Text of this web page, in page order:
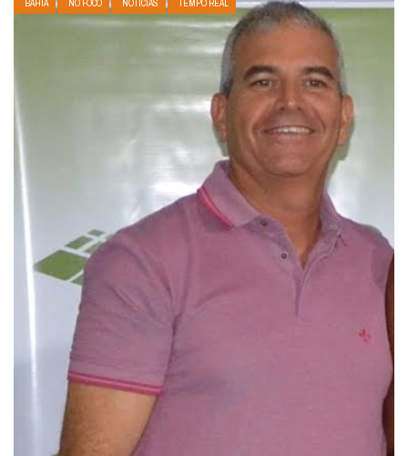
BAHIA NO FOCO NOTÍCIAS TEMPO REAL